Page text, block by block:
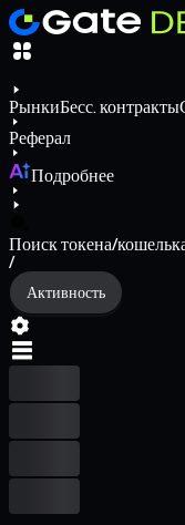
РынкиБесс. контракты
Реферал
Подробнее
Поиск токена/
/
Активность